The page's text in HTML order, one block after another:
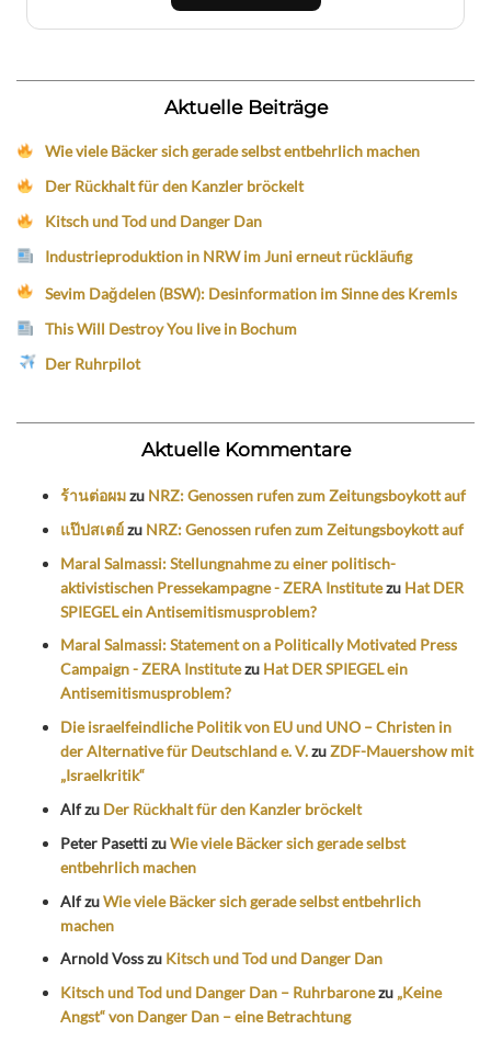
Aktuelle Beiträge
Wie viele Bäcker sich gerade selbst entbehrlich machen
Der Rückhalt für den Kanzler bröckelt
Kitsch und Tod und Danger Dan
Industrieproduktion in NRW im Juni erneut rückläufig
Sevim Dağdelen (BSW): Desinformation im Sinne des Kremls
This Will Destroy You live in Bochum
Der Ruhrpilot
Aktuelle Kommentare
ร้านต่อผมzu NRZ: Genossen rufen zum Zeitungsboykott auf
แป๊ปสเตย์zu NRZ: Genossen rufen zum Zeitungsboykott auf
Maral Salmassi: Stellungnahme zu einer politisch-
aktivistischen Pressekampagne - ZERA Institutezu Hat DER
SPIEGEL ein Antisemitismusproblem?
Maral Salmassi: Statement on a Politically Motivated Press
Campaign - ZERA Institutezu Hat DER SPIEGEL ein
Antisemitismusproblem?
Die israelfeindliche Politik von EU und UNO – Christen in
der Alternative für Deutschland e. V.zuZDF-Mauershow mit
„Israelkritik“
Alfzu Der Rückhalt für den Kanzler bröckelt
Peter PasettizuWie viele Bäcker sich gerade selbst
entbehrlich machen
AlfzuWie viele Bäcker sich gerade selbst entbehrlich
machen
Arnold Vosszu Kitsch und Tod und Danger Dan
Kitsch und Tod und Danger Dan – Ruhrbaronezu „Keine
Angst“ von Danger Dan – eine Betrachtung